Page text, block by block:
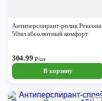
Антиперспирант-ролик Рексона
50мл абсолютный комфорт
304.99 ₽/шт
В корзину